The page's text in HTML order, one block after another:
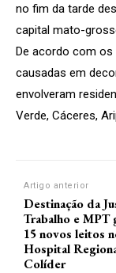
no fim da tarde
capital mato-
De acordo com os
causadas em
envolveram
Verde, Cáceres,
Artigo anterior
Destinação da
Trabalho e MPT
15 novos leitos
Hospital
Colíder